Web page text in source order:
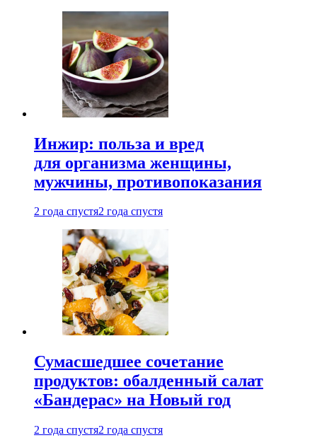
Инжир: польза и вред
для организма женщины,
мужчины, противопоказания
2 года спустя2 года спустя
Сумасшедшее сочетание
продуктов: обалденный салат
«Бандерас» на Новый год
2 года спустя2 года спустя